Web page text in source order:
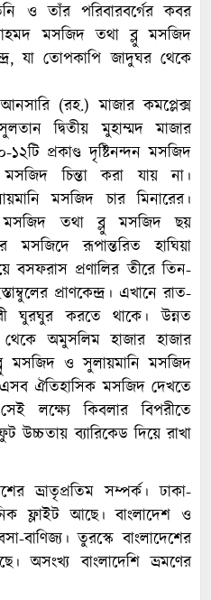
ও তাঁর পরিবারবর্গের কবর
মসজিদ তথা ব্লু মসজিদ
যা তোপকাপি জাদুঘর থেকে
(রহ.) মাজার কমপ্লেক্স
দ্বিতীয় মুহাম্মদ মাজার
প্রকাণ্ড দৃষ্টিনন্দন মসজিদ
চিন্তা করা যায় না।
মসজিদ চার মিনারের।
তথা ব্লু মসজিদ ছয়
মসজিদে রূপান্তরিত হাঘিয়া
বসফরাস প্রণালির তীরে তিন-
প্রাণকেন্দ্র। এখানে রাত-
ঘুরঘুর করতে থাকে। উন্নত
থেকে অমুসলিম হাজার হাজার
মসজিদ ও সুলায়মানি মসজিদ
ঐতিহাসিক মসজিদ দেখতে
লক্ষ্যে কিবলার বিপরীতে
ব্যারিকেড দিয়ে রাখা
ভ্রাতৃপ্রতিম সম্পর্ক। ঢাকা-
ফ্লাইট আছে। বাংলাদেশ ও
বাণিজ্য। তুরস্কে বাংলাদেশের
অসংখ্য বাংলাদেশি ভ্রমণের